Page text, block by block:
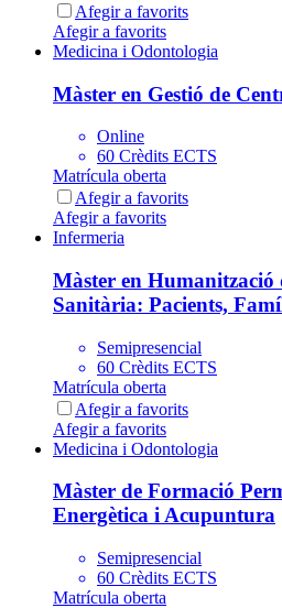
Afegir a favorits
Afegir a favorits
Medicina i Odontologia
Màster en Gestió de
Online
60 Crèdits ECTS
Matrícula oberta
Afegir a favorits
Afegir a favorits
Infermeria
Màster en Humanització
Sanitària: Pacients,
Semipresencial
60 Crèdits ECTS
Matrícula oberta
Afegir a favorits
Afegir a favorits
Medicina i Odontologia
Màster de Formació
Energètica i Acupuntura
Semipresencial
60 Crèdits ECTS
Matrícula oberta